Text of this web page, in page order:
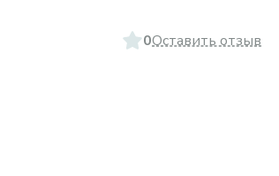
0Оставить отзыв